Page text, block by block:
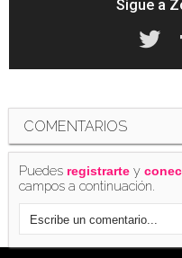
Sigue a
COMENTARIOS
Puedes registrarte y
campos a continuación.